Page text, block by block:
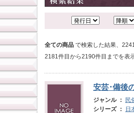
全ての商品 で検索した結果、
2181件目から2190件目までを表
安芸･備後
ジャンル ：
民
シリーズ ：
日